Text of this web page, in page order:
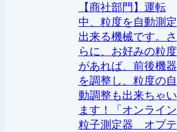
【商社部門】運転
中、粒度を自動測定
出来る機械です。さ
らに、お好みの粒度
があれば、前後機器
を調整し、粒度の自
動調整も出来ちゃい
ます！「オンライン
粒子測定器 オプテ